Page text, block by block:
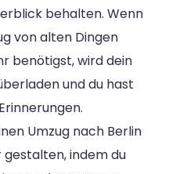
behalten. Wenn
von alten Dingen
benötigst, wird dein
und du hast
Umzug nach Berlin
indem du